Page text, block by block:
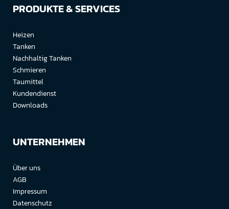
PRODUKTE & SERVICES
Heizen
Tanken
Nachhaltig Tanken
Schmieren
Taumittel
Kundendienst
Downloads
UNTERNEHMEN
Über uns
AGB
Impressum
Datenschutz